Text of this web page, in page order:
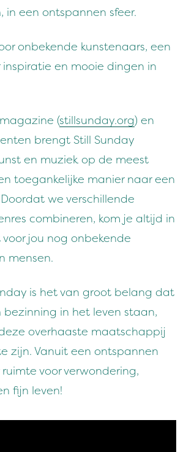
in een ontspannen sfeer.
onbekende kunstenaars, een
inspiratie en mooie dingen in
(stillsunday.org) en
brengt Still Sunday
en muziek op de meest
toegankelijke manier naar een
we verschillende
combineren, kom je altijd in
jou nog onbekende
mensen.
is het van groot belang dat
in het leven staan,
overhaaste maatschappij
zijn. Vanuit een ontspannen
ruimte voor verwondering,
fijn leven!